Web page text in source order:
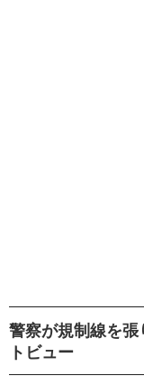
警察が規制線を
トビュー